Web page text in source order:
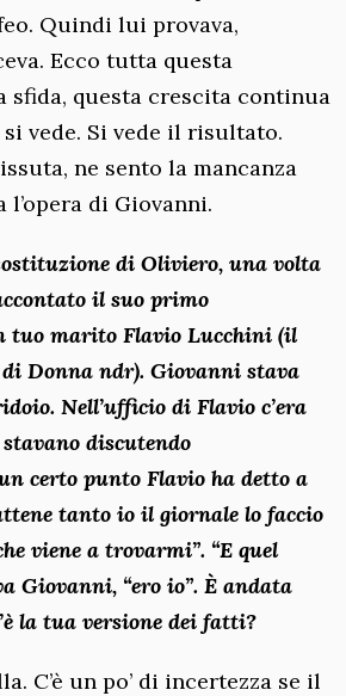
Quindi lui provava,
Ecco tutta questa
sfida, questa crescita continua
vede. Si vede il risultato.
ne sento la mancanza
l’opera di Giovanni.
di Oliviero, una volta
il suo primo
tuo marito Flavio Lucchini (il
Donna ndr). Giovanni stava
Nell’ufficio di Flavio c’era
discutendo
certo punto Flavio ha detto a
tanto io il giornale lo faccio
viene a trovarmi”. “E quel
Giovanni, “ero io”. È andata
la tua versione dei fatti?
C’è un po’ di incertezza se il